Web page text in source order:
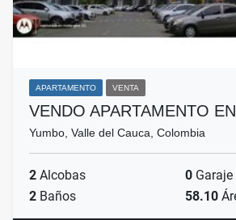
APARTAMENTO VENTA
VENDO APARTAMENTO
Yumbo, Valle del Cauca, Colombia
2 Alcobas 0 Garaje
2 Baños 58.10